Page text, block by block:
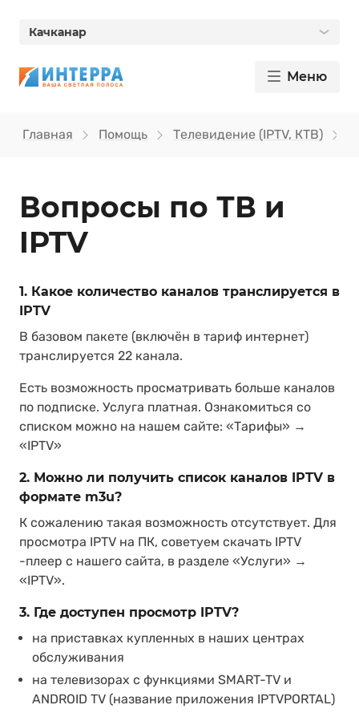
Качканар
Меню
Главная Помощь Телевидение (IPTV, КТВ)
Вопросы по ТВ и
IPTV
1. Какое количество каналов транслируется в
IPTV
В базовом пакете (включён в тариф интернет)
транслируется 22 канала.
Есть возможность просматривать больше каналов
по подписке. Услуга платная. Ознакомиться со
списком можно на нашем сайте: «Тарифы» →
«IPTV»
2. Можно ли получить список каналов IPTV в
формате m3u?
К сожалению такая возможность отсутствует. Для
просмотра IPTV на ПК, советуем скачать IPTV
-плеер с нашего сайта, в разделе «Услуги» →
«IPTV».
3. Где доступен просмотр IPTV?
на приставках купленных в наших центрах
обслуживания
на телевизорах с функциями SMART-TV и
ANDROID TV (название приложения IPTVPORTAL)